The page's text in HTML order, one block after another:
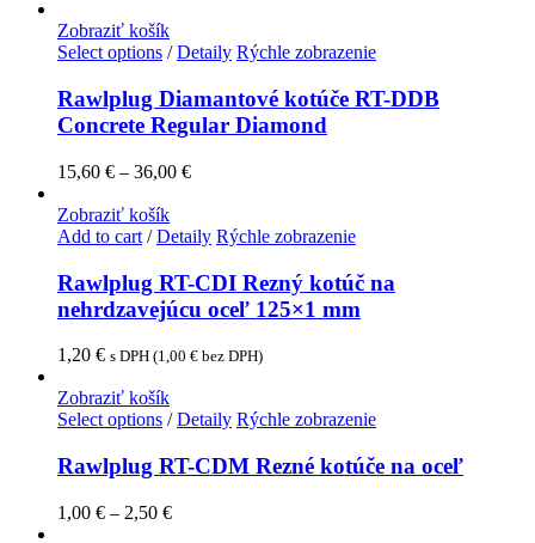
Zobraziť košík
Select options / Detaily Rýchle zobrazenie
Rawlplug Diamantové kotúče RT-DDB
Concrete Regular Diamond
15,60 € – 36,00 €
Zobraziť košík
Add to cart / Detaily Rýchle zobrazenie
Rawlplug RT-CDI Rezný kotúč na
nehrdzavejúcu oceľ 125×1 mm
1,20 € s DPH (1,00 € bez DPH)
Zobraziť košík
Select options / Detaily Rýchle zobrazenie
Rawlplug RT-CDM Rezné kotúče na oceľ
1,00 € – 2,50 €